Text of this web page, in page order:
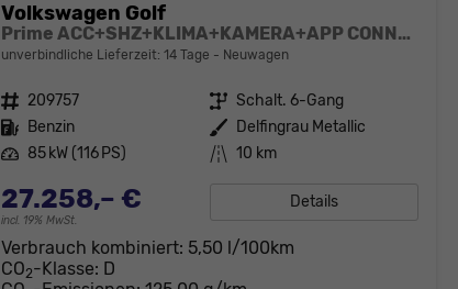
Volkswagen Golf
Prime ACC+SHZ+KLIMA+KAMERA+APP CONNECT+LED+17" ALU
unverbindliche Lieferzeit: 14 Tage Neuwagen
Fahrzeugnr. 209757 Getriebe Schalt. 6-Gang
Kraftstoff Benzin Außenfarbe Delfingrau Metallic
Leistung 85 kW (116 PS) Kilometerstand 10 km
27.258,– €
incl. 19% MwSt.
Details
Verbrauch kombiniert: 5,50 l/100km
CO2-Klasse: D